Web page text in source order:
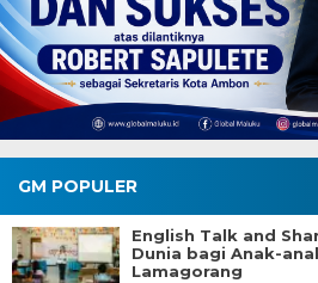
GM POPULER
English Talk and
Dunia bagi Anak-
Lamagorang